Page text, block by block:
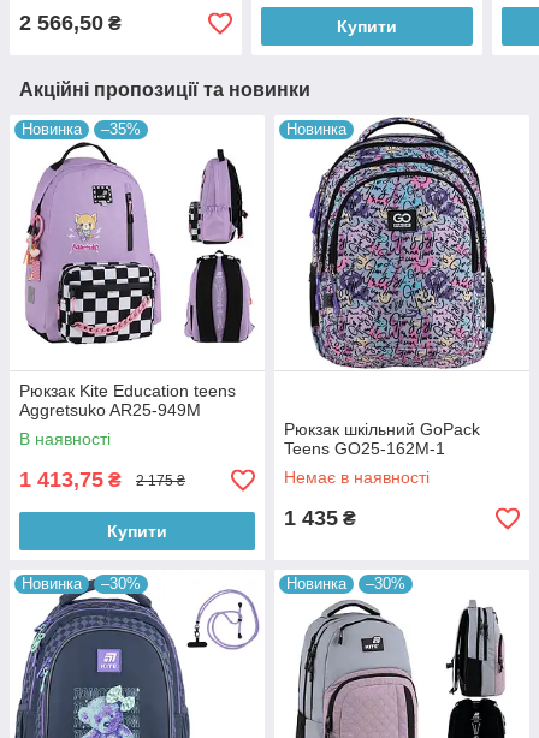
2 566,50 ₴ Купити
Акційні пропозиції та новинки
Новинка –35%
Рюкзак Kite Education teens
Aggretsuko AR25-949M
В наявності
1 413,75 ₴ 2 175 ₴
Купити
Новинка
Рюкзак шкільний GoPack
Teens GO25-162M-1
Немає в наявності
1 435 ₴
Новинка –30% Новинка –30%